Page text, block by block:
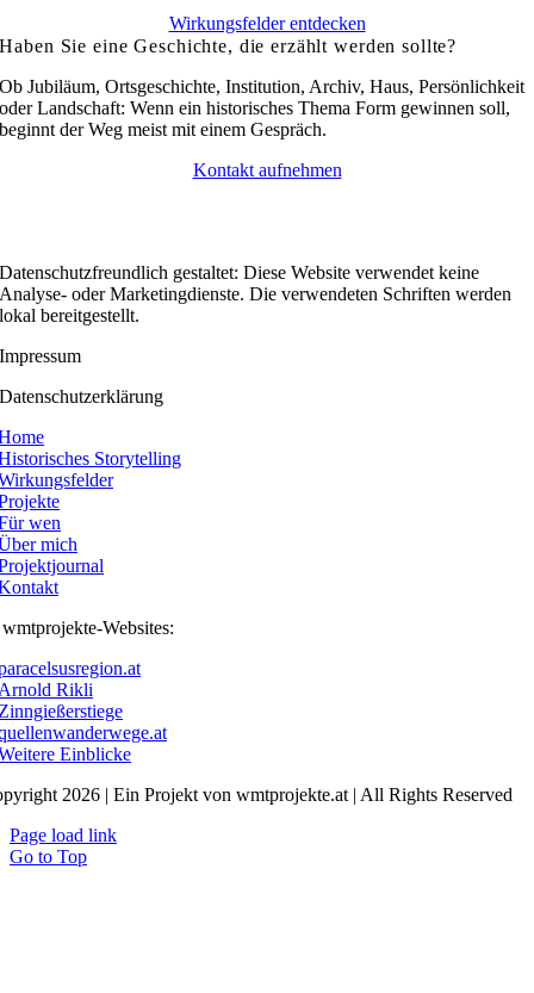
Wirkungsfelder entdecken
Haben Sie eine Geschichte, die erzählt werden sollte?
Ob Jubiläum, Ortsgeschichte, Institution, Archiv, Haus, Persönlichkeit
oder Landschaft: Wenn ein historisches Thema Form gewinnen soll,
beginnt der Weg meist mit einem Gespräch.
Kontakt aufnehmen
Datenschutzfreundlich gestaltet: Diese Website verwendet keine
Analyse- oder Marketingdienste. Die verwendeten Schriften werden
lokal bereitgestellt.
Impressum
Datenschutzerklärung
Storytelling
wen
mich
Websites:
Rikli
Einblicke
2026 | Ein Projekt von wmtprojekte.at | All Rights Reserved
Page load link
Go to Top